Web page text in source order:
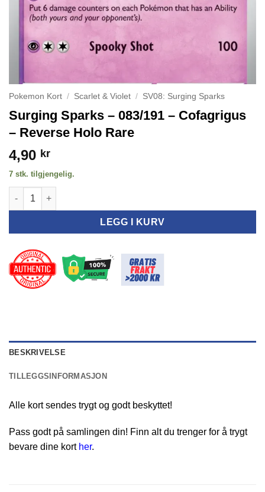
Pokemon Kort / Scarlet & Violet / SV08: Surging Sparks
Surging Sparks – 083/191 – Cofagrigus
– Reverse Holo Rare
4,90 kr
7 stk. tilgjengelig.
Surging Sparks - 083/191 - Cofagrigus - Reverse Holo Rare
LEGG I KURV
BESKRIVELSE
TILLEGGSINFORMASJON
Alle kort sendes trygt og godt beskyttet!
Pass godt på samlingen din! Finn alt du trenger for å trygt
bevare dine kort her.